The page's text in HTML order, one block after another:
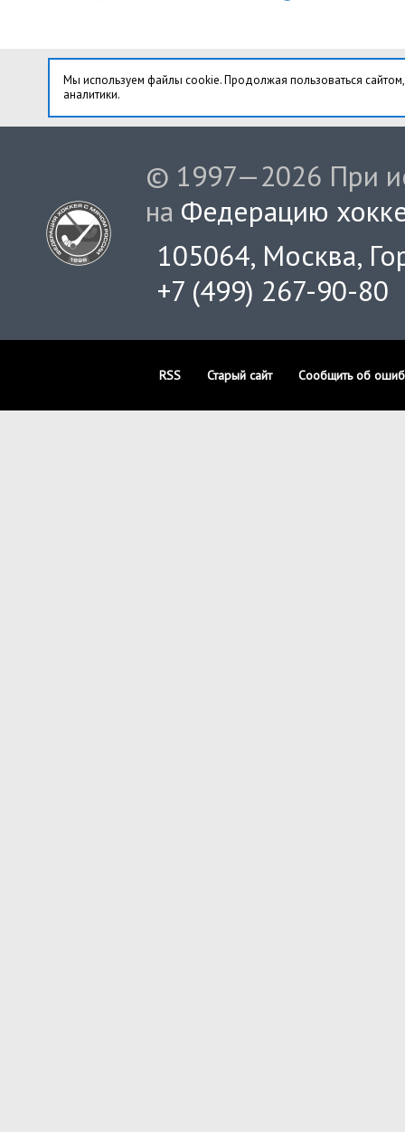
Мы используем файлы cookie. Продолжая пользоваться
аналитики.
© 1997—2026 При
на Федерацию
105064, Москва,
+7 (499) 267-90-80
RSS Старый сайт Сообщить об